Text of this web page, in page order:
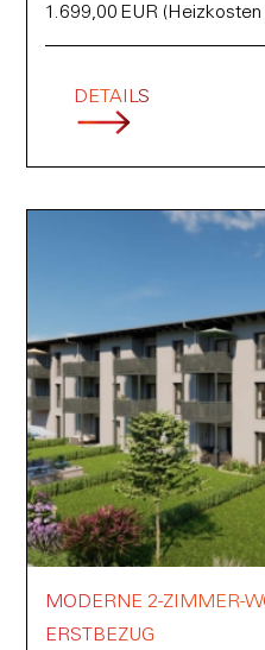
1.699,00 EUR (Heizkosten
DETAILS
MODERNE 2-ZIMMER-
ERSTBEZUG